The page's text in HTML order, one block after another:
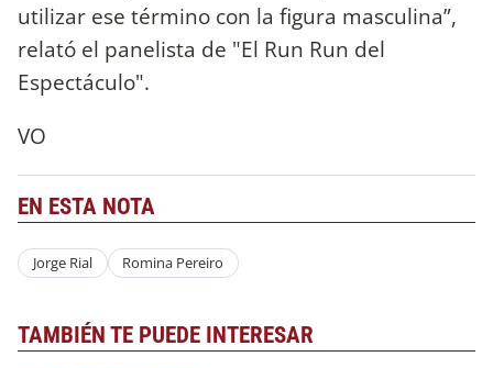
utilizar ese término con la figura masculina”,
relató el panelista de "El Run Run del
Espectáculo".
VO
EN ESTA NOTA
Jorge Rial Romina Pereiro
TAMBIÉN TE PUEDE INTERESAR